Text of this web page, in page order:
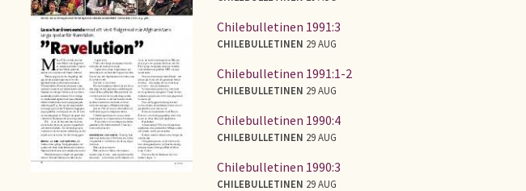
Chilebulletinen 1991:3
CHILEBULLETINEN 29 AUG
Chilebulletinen 1991:1-2
CHILEBULLETINEN 29 AUG
Chilebulletinen 1990:4
CHILEBULLETINEN 29 AUG
Chilebulletinen 1990:3
CHILEBULLETINEN 29 AUG